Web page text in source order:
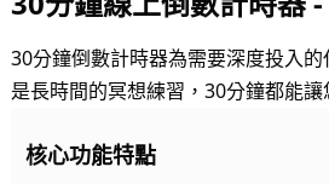
30分鐘倒數計時器為需要深度投入
是長時間的冥想練習，30分鐘都能
核心功能特點